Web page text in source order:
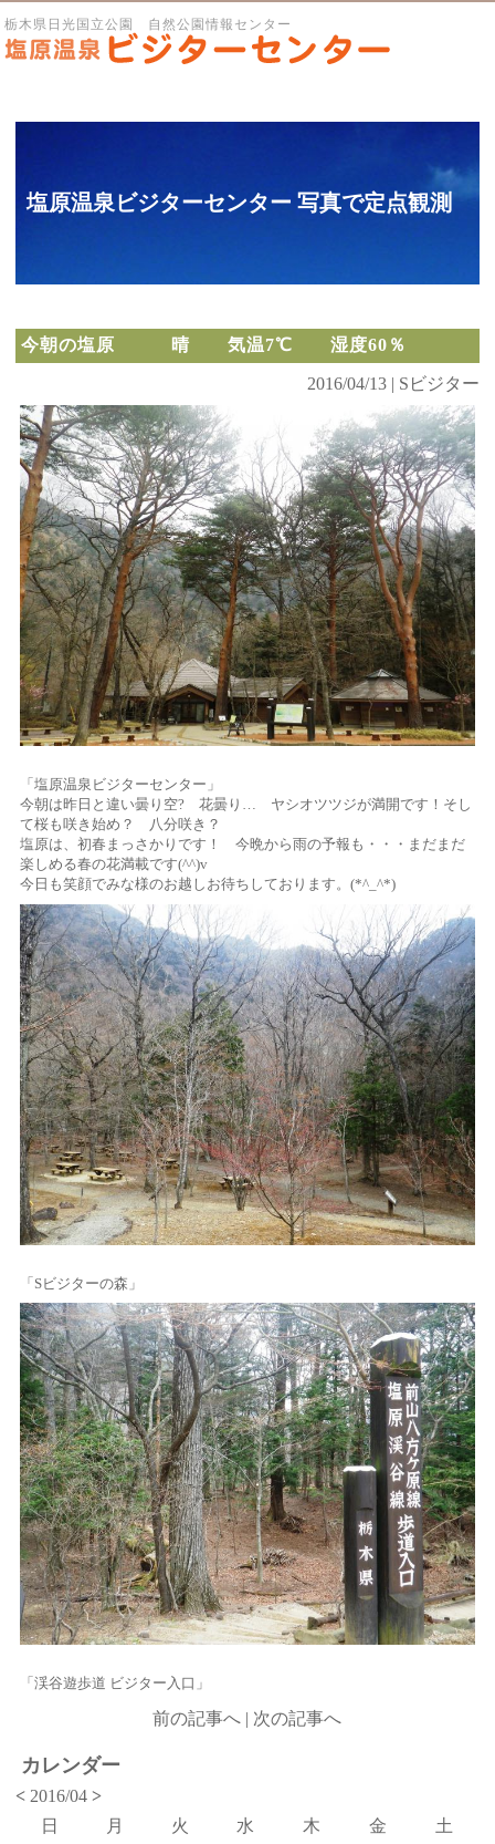
栃木県日光国立公園 自然公園情報センター
塩原温泉ビジターセンター 写真で定点観測
今朝の塩原 晴 気温7℃ 湿度60％
2016/04/13 | Sビジター
「塩原温泉ビジターセンター」
今朝は昨日と違い曇り空? 花曇り… ヤシオツツジが満開です！そし
て桜も咲き始め？ 八分咲き？
塩原は、初春まっさかりです！ 今晩から雨の予報も・・・まだまだ
楽しめる春の花満載です(^^)v
今日も笑顔でみな様のお越しお待ちしております。(*^_^*)
「Sビジターの森」
「渓谷遊歩道 ビジター入口」
前の記事へ | 次の記事へ
カレンダー
< 2016/04>
日
月 火 水 木 金
土